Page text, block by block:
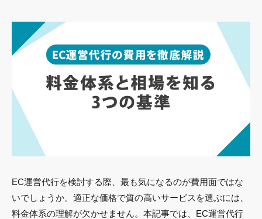
EC運営代行を検討する際、最も気になるのが費用面ではな
いでしょうか。適正な価格で質の高いサービスを選ぶには、
料金体系の理解が欠かせません。本記事では、EC運営代行